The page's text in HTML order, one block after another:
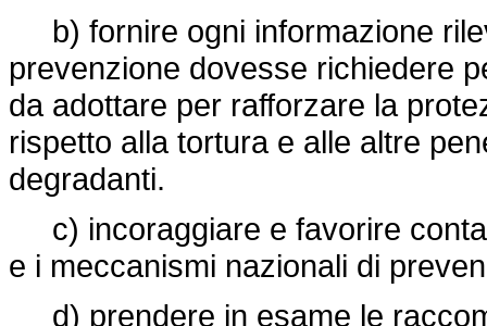
b) fornire ogni informazione
prevenzione dovesse richiedere
da adottare per rafforzare la
rispetto alla tortura e alle altre
degradanti.
c) incoraggiare e favorire
e i meccanismi nazionali di
d) prendere in esame le